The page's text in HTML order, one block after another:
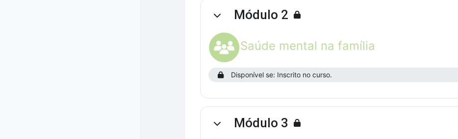
ContrairMódulo 2
Saúde mental na família
Disponível se: Inscrito no curso.
ContrairMódulo 3